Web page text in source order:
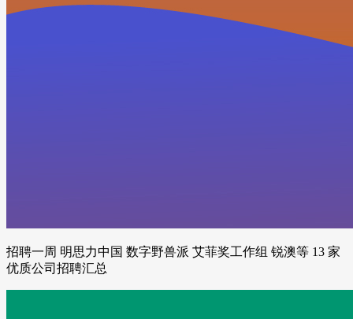
招聘一周 明思力中国 数字野兽派 艾菲奖工作组 锐澳等 13 家
优质公司招聘汇总